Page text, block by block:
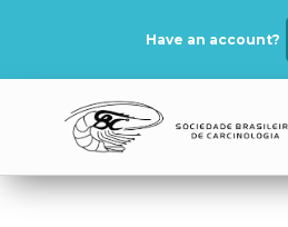
Have an account?